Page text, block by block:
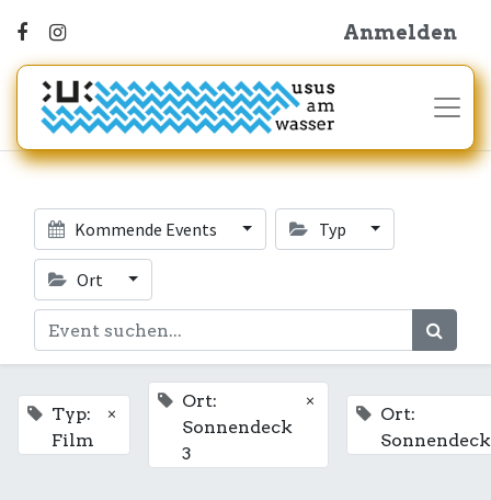
Anmelden
Kommende Events Typ
Ort
Typ:
Film
×
Ort:
Sonnendeck
3
×
Ort: